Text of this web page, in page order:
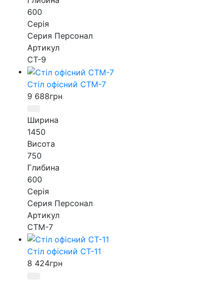
600
Серія
Серия Персонал
Артикул
СТ-9
Стіл офісний СТМ-7
9 688грн
Ширина
1450
Висота
750
Глибина
600
Серія
Серия Персонал
Артикул
СТМ-7
Стіл офісний СТ-11
8 424грн